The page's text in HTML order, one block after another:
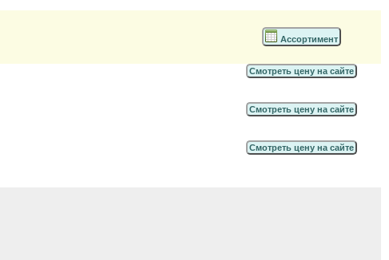
Ассортимент
Смотреть цену на сайте
Смотреть цену на сайте
Смотреть цену на сайте